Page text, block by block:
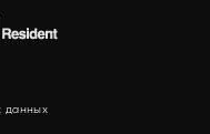
данных